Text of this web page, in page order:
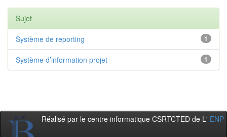
Sujet
1
Système de reporting
1
Système d’information projet
Réalisé par le centre informatique CSRTCTED de L' ENP